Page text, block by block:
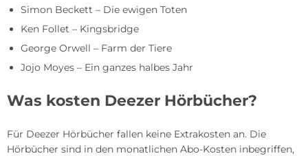
Simon Beckett – Die ewigen Toten
Ken Follet – Kingsbridge
George Orwell – Farm der Tiere
Jojo Moyes – Ein ganzes halbes Jahr
Was kosten Deezer Hörbücher?
Für Deezer Hörbücher fallen keine Extrakosten an. Die
Hörbücher sind in den monatlichen Abo-Kosten inbegriffen,